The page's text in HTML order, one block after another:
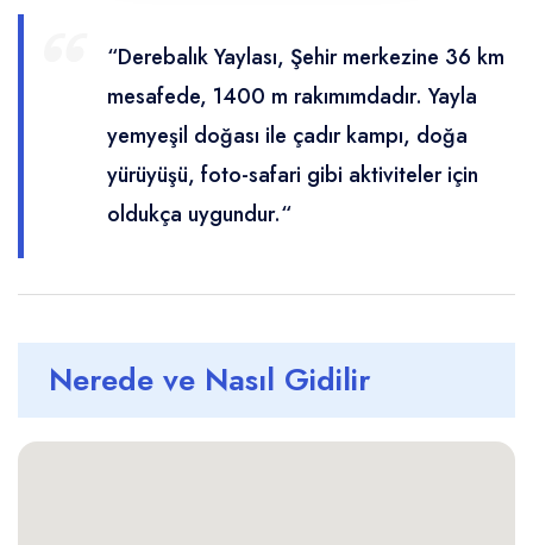
Macera Sporları
Coğrafi İşaretli Ürünler
Turizm Eğitim Kurumları
Sinemalar & Tiyatrolar
Tarihi Yerler
Şehrin Simgesel Eserleri
Kamp Alanları
Etkinlikler“Derebalık Yaylası, Şehir merkezine 36 km
mesafede, 1400 m rakımımdadır. Yayla
yemyeşil doğası ile çadır kampı, doğa
yürüyüşü, foto-safari gibi aktiviteler için
oldukça uygundur.“
Nerede ve Nasıl Gidilir